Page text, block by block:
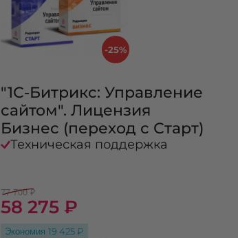
-25%
"1С-Битрикс: Управление
сайтом". Лицензия
Бизнес (переход с Старт)
Техническая поддержка
77 700 ₽
58 275 ₽
Экономия19 425 ₽